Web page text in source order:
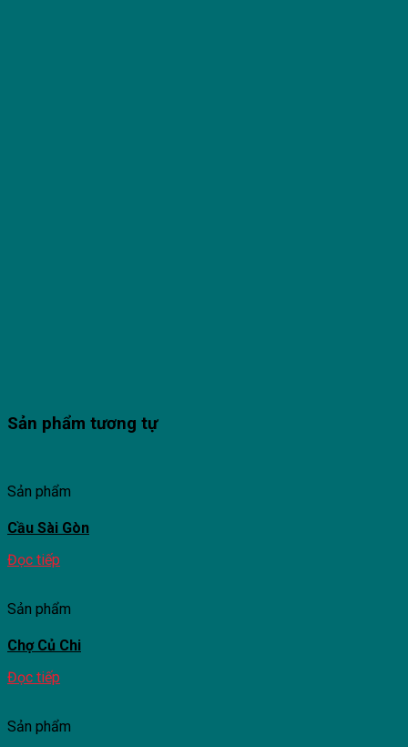
Sản phẩm tương tự
Sản phẩm
Cầu Sài Gòn
Đọc tiếp
Sản phẩm
Chợ Củ Chi
Đọc tiếp
Sản phẩm